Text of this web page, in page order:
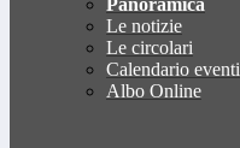
Panoramica
Le notizie
Le circolari
Calendario eventi
Albo Online